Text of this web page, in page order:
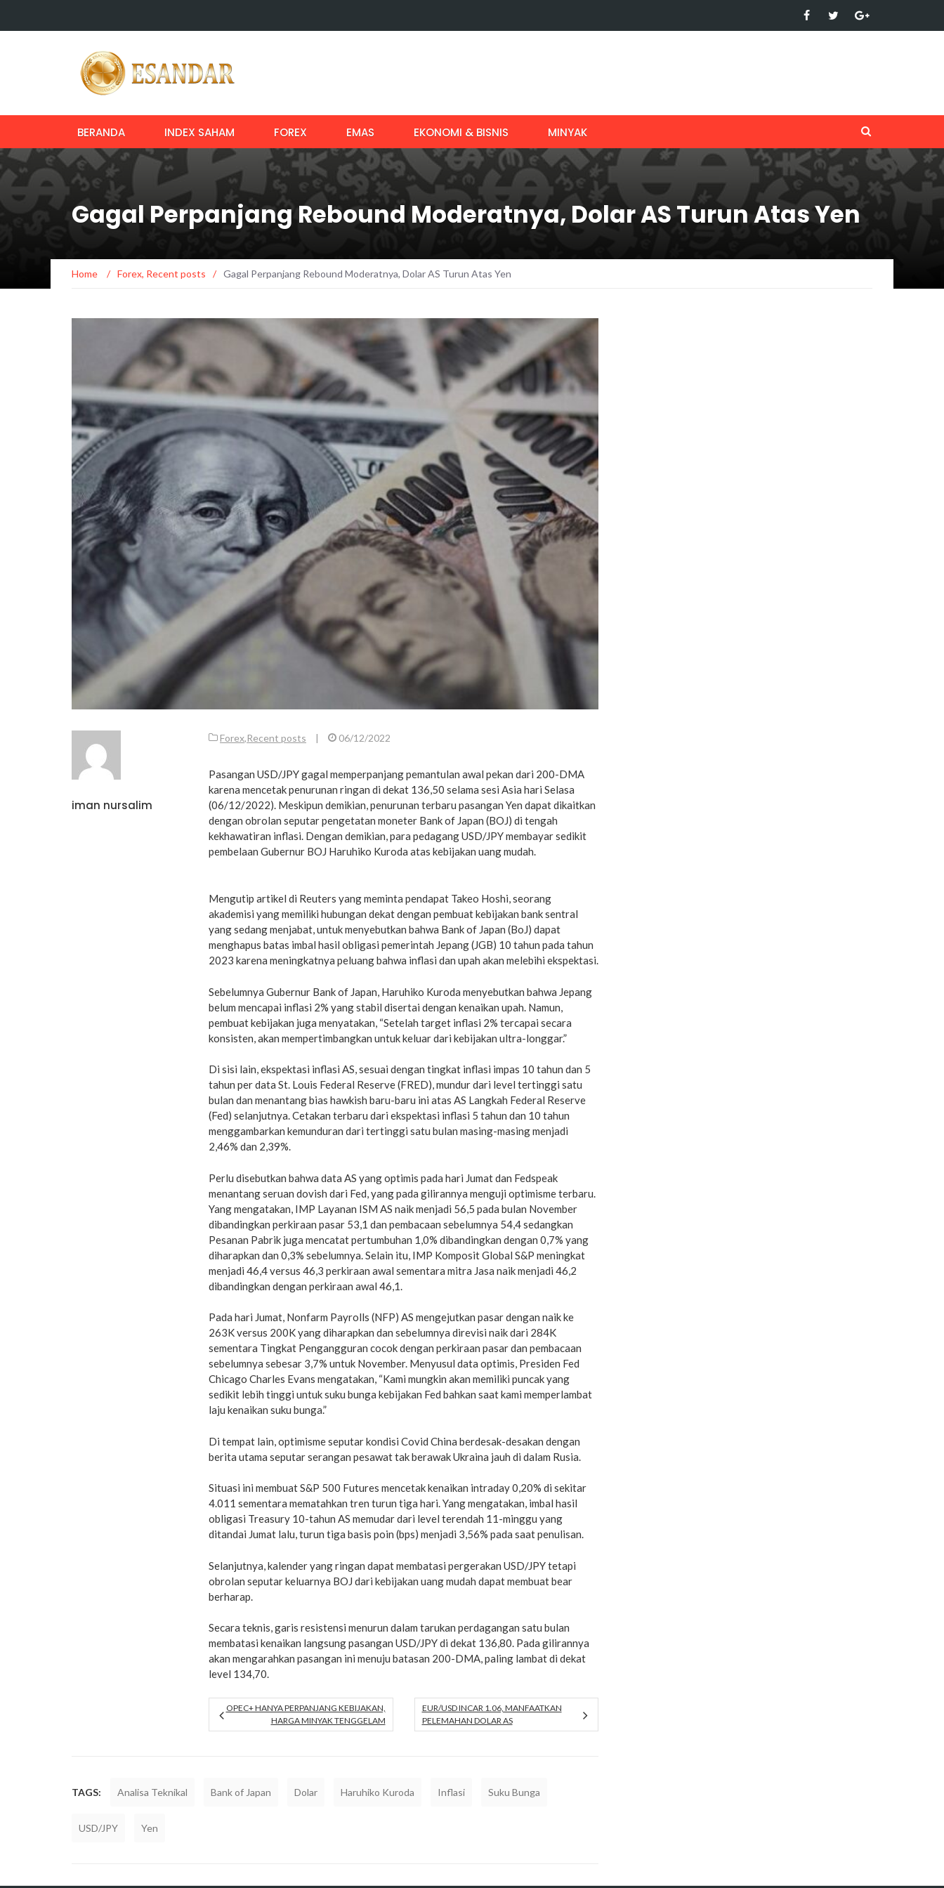
BERANDA INDEX SAHAM FOREX EMAS EKONOMI & BISNIS MINYAK
Gagal Perpanjang Rebound Moderatnya, Dolar AS Turun Atas Yen
Home / Forex, Recent posts / Gagal Perpanjang Rebound Moderatnya, Dolar AS Turun Atas Yen
iman nursalim
Forex,Recent posts | 06/12/2022
Pasangan USD/JPY gagal memperpanjang pemantulan awal pekan dari 200-DMA
karena mencetak penurunan ringan di dekat 136,50 selama sesi Asia hari Selasa
(06/12/2022). Meskipun demikian, penurunan terbaru pasangan Yen dapat dikaitkan
dengan obrolan seputar pengetatan moneter Bank of Japan (BOJ) di tengah
kekhawatiran inflasi. Dengan demikian, para pedagang USD/JPY membayar sedikit
pembelaan Gubernur BOJ Haruhiko Kuroda atas kebijakan uang mudah.
Mengutip artikel di Reuters yang meminta pendapat Takeo Hoshi, seorang
akademisi yang memiliki hubungan dekat dengan pembuat kebijakan bank sentral
yang sedang menjabat, untuk menyebutkan bahwa Bank of Japan (BoJ) dapat
menghapus batas imbal hasil obligasi pemerintah Jepang (JGB) 10 tahun pada tahun
2023 karena meningkatnya peluang bahwa inflasi dan upah akan melebihi ekspektasi.
Sebelumnya Gubernur Bank of Japan, Haruhiko Kuroda menyebutkan bahwa Jepang
belum mencapai inflasi 2% yang stabil disertai dengan kenaikan upah. Namun,
pembuat kebijakan juga menyatakan, “Setelah target inflasi 2% tercapai secara
konsisten, akan mempertimbangkan untuk keluar dari kebijakan ultra-longgar.”
Di sisi lain, ekspektasi inflasi AS, sesuai dengan tingkat inflasi impas 10 tahun dan 5
tahun per data St. Louis Federal Reserve (FRED), mundur dari level tertinggi satu
bulan dan menantang bias hawkish baru-baru ini atas AS Langkah Federal Reserve
(Fed) selanjutnya. Cetakan terbaru dari ekspektasi inflasi 5 tahun dan 10 tahun
menggambarkan kemunduran dari tertinggi satu bulan masing-masing menjadi
2,46% dan 2,39%.
Perlu disebutkan bahwa data AS yang optimis pada hari Jumat dan Fedspeak
menantang seruan dovish dari Fed, yang pada gilirannya menguji optimisme terbaru.
Yang mengatakan, IMP Layanan ISM AS naik menjadi 56,5 pada bulan November
dibandingkan perkiraan pasar 53,1 dan pembacaan sebelumnya 54,4 sedangkan
Pesanan Pabrik juga mencatat pertumbuhan 1,0% dibandingkan dengan 0,7% yang
diharapkan dan 0,3% sebelumnya. Selain itu, IMP Komposit Global S&P meningkat
menjadi 46,4 versus 46,3 perkiraan awal sementara mitra Jasa naik menjadi 46,2
dibandingkan dengan perkiraan awal 46,1.
Pada hari Jumat, Nonfarm Payrolls (NFP) AS mengejutkan pasar dengan naik ke
263K versus 200K yang diharapkan dan sebelumnya direvisi naik dari 284K
sementara Tingkat Pengangguran cocok dengan perkiraan pasar dan pembacaan
sebelumnya sebesar 3,7% untuk November. Menyusul data optimis, Presiden Fed
Chicago Charles Evans mengatakan, “Kami mungkin akan memiliki puncak yang
sedikit lebih tinggi untuk suku bunga kebijakan Fed bahkan saat kami memperlambat
laju kenaikan suku bunga.”
Di tempat lain, optimisme seputar kondisi Covid China berdesak-desakan dengan
berita utama seputar serangan pesawat tak berawak Ukraina jauh di dalam Rusia.
Situasi ini membuat S&P 500 Futures mencetak kenaikan intraday 0,20% di sekitar
4.011 sementara mematahkan tren turun tiga hari. Yang mengatakan, imbal hasil
obligasi Treasury 10-tahun AS memudar dari level terendah 11-minggu yang
ditandai Jumat lalu, turun tiga basis poin (bps) menjadi 3,56% pada saat penulisan.
Selanjutnya, kalender yang ringan dapat membatasi pergerakan USD/JPY tetapi
obrolan seputar keluarnya BOJ dari kebijakan uang mudah dapat membuat bear
berharap.
Secara teknis, garis resistensi menurun dalam tarukan perdagangan satu bulan
membatasi kenaikan langsung pasangan USD/JPY di dekat 136,80. Pada gilirannya
akan mengarahkan pasangan ini menuju batasan 200-DMA, paling lambat di dekat
level 134,70.
OPEC+ HANYA PERPANJANG KEBIJAKAN,
HARGA MINYAK TENGGELAM
EUR/USD INCAR 1.06, MANFAATKAN
PELEMAHAN DOLAR AS
TAGS: Analisa Teknikal Bank of Japan Dolar Haruhiko Kuroda Inflasi Suku Bunga
USD/JPY Yen